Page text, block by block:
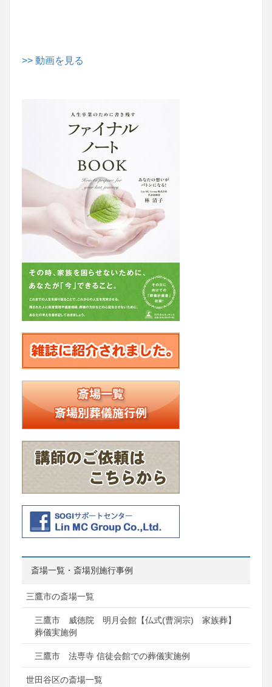
>> 動画を見る
斎場一覧・斎場別施行事例
三鷹市の斎場一覧
三鷹市 威徳院 明月会館【仏式(曹洞宗) 家族葬】
葬儀実施例
三鷹市 法専寺 信徒会館での葬儀実施例
世田谷区の斎場一覧